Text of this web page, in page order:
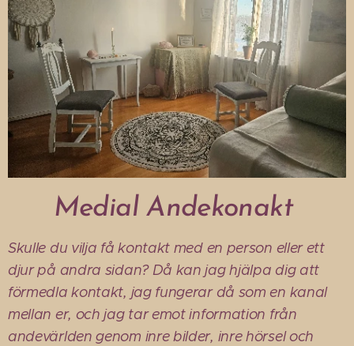
Medial Andekonakt
Skulle du vilja få kontakt med en person eller ett
djur på andra sidan? Då kan jag hjälpa dig att
förmedla kontakt, jag fungerar då som en kanal
mellan er, och jag tar emot information från
andevärlden genom inre bilder, inre hörsel och